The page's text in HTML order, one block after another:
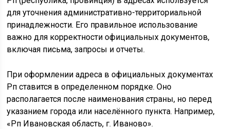
для уточнения административно-территориальной
принадлежности. Его правильное использование
важно для корректности официальных документов,
включая письма, запросы и отчеты.
При оформлении адреса в официальных документах
Рп ставится в определенном порядке. Оно
располагается после наименования страны, но перед
указанием города или населённого пункта. Например,
«Рп Ивановская область, г. Иваново».